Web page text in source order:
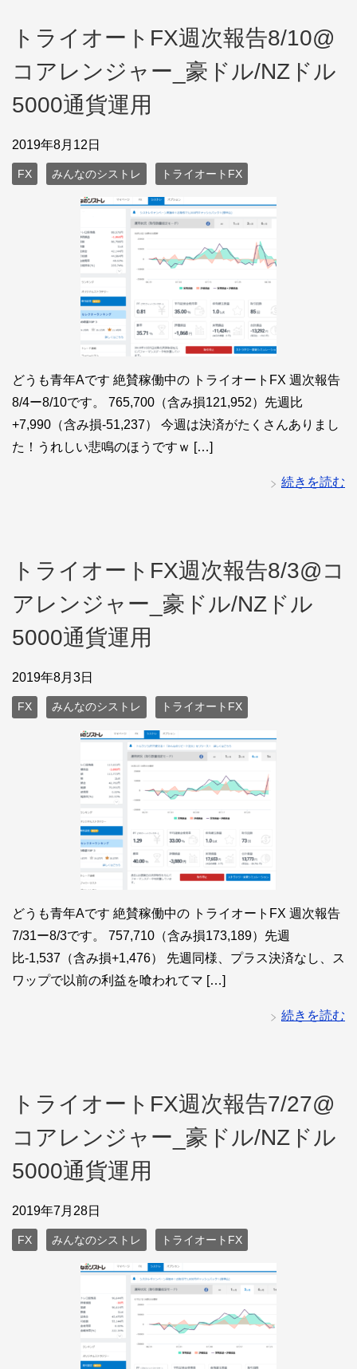
トライオートFX週次報告8/10@
コアレンジャー_豪ドル/NZドル
5000通貨運用
2019年8月12日
FX みんなのシストレ トライオートFX
どうも青年Aです 絶賛稼働中の トライオートFX 週次報告
8/4ー8/10です。 765,700（含み損121,952）先週比
+7,990（含み損-51,237） 今週は決済がたくさんありまし
た！うれしい悲鳴のほうですｗ […]
続きを読む
トライオートFX週次報告8/3@コ
アレンジャー_豪ドル/NZドル
5000通貨運用
2019年8月3日
FX みんなのシストレ トライオートFX
どうも青年Aです 絶賛稼働中の トライオートFX 週次報告
7/31ー8/3です。 757,710（含み損173,189）先週
比-1,537（含み損+1,476） 先週同様、プラス決済なし、ス
ワップで以前の利益を喰われてマ […]
続きを読む
トライオートFX週次報告7/27@
コアレンジャー_豪ドル/NZドル
5000通貨運用
2019年7月28日
FX みんなのシストレ トライオートFX